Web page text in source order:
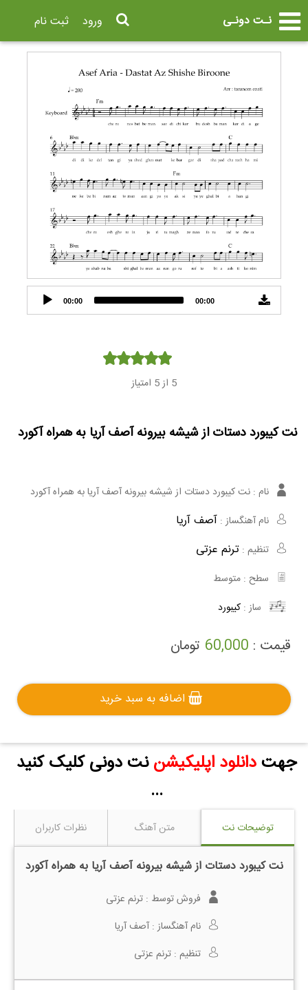
نـت دونـی ثبت نام ورود
Audio
Player
00:00 00:00
5 از 5 امتیاز
نت کیبورد دستات از شیشه بیرونه آصف آریا به همراه آکورد
نام : نت کیبورد دستات از شیشه بیرونه آصف آریا به همراه آکورد
نام آهنگساز : آصف آریا
تنظیم : ترنم عزتی
سطح : متوسط
ساز : کیبورد
قیمت : 60,000 تومان
اضافه به سبد خرید
جهتدانلود اپلیکیشن نت دونی کلیک کنید
...
توضیحات نت متن آهنگ نظرات کاربران
نت کیبورد دستات از شیشه بیرونه آصف آریا به همراه آکورد
فروش توسط : ترنم عزتی
نام آهنگساز : آصف آریا
تنظیم : ترنم عزتی